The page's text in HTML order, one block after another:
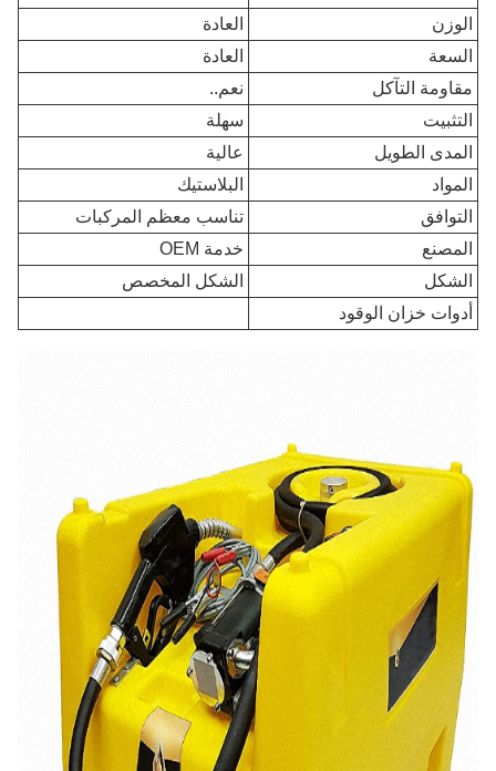
الوزن
العادة
السعة
العادة
مقاومة التآكل
نعم..
التثبيت
سهلة
المدى الطويل
عالية
المواد
البلاستيك
التوافق
تناسب معظم المركبات
المصنع
خدمة OEM
الشكل
الشكل المخصص
أدوات خزان الوقود